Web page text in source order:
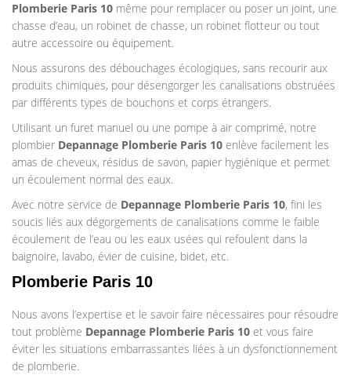
Plomberie Paris 10 même pour remplacer ou poser un joint, une
chasse d’eau, un robinet de chasse, un robinet flotteur ou tout
autre accessoire ou équipement.
Nous assurons des débouchages écologiques, sans recourir aux
produits chimiques, pour désengorger les canalisations obstruées
par différents types de bouchons et corps étrangers.
Utilisant un furet manuel ou une pompe à air comprimé, notre
plombier Depannage Plomberie Paris 10 enlève facilement les
amas de cheveux, résidus de savon, papier hygiénique et permet
un écoulement normal des eaux.
Avec notre service de Depannage Plomberie Paris 10, fini les
soucis liés aux dégorgements de canalisations comme le faible
écoulement de l’eau ou les eaux usées qui refoulent dans la
baignoire, lavabo, évier de cuisine, bidet, etc.
Plomberie Paris 10
Nous avons l’expertise et le savoir faire nécessaires pour résoudre
tout problème Depannage Plomberie Paris 10 et vous faire
éviter les situations embarrassantes liées à un dysfonctionnement
de plomberie.